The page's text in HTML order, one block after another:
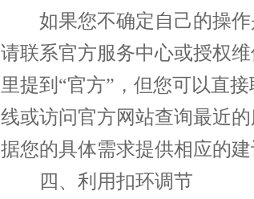
如果您不确定自己的操作
请联系官方服务中心或授权
里提到“官方”，但您可以直
线或访问官方网站查询最近
据您的具体需求提供相应的建
四、利用扣环调节